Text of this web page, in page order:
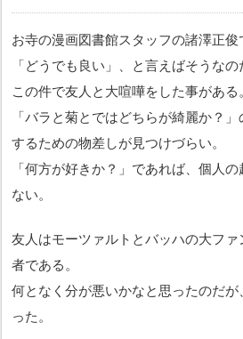
お寺の漫画図書館スタッフの諸澤正俊
「どうでも良い」、と言えばそうなの
この件で友人と大喧嘩をした事がある
「バラと菊とではどちらが綺麗か？
するための物差しが見つけづらい。
「何方が好きか？」であれば、個人
ない。
友人はモーツァルトとバッハの大フ
者である。
何となく分が悪いかなと思ったのだ
った。